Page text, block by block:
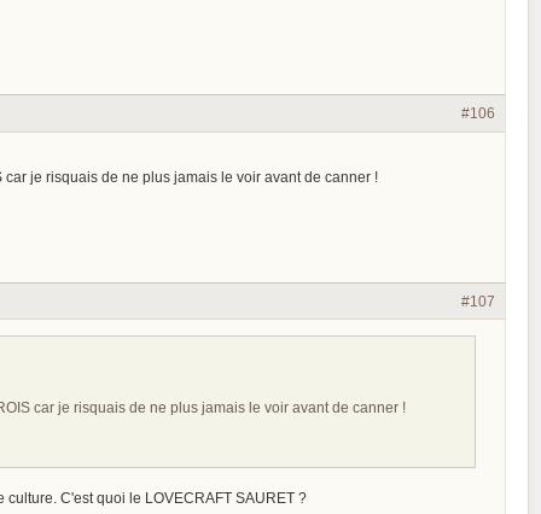
#106
je risquais de ne plus jamais le voir avant de canner !
#107
car je risquais de ne plus jamais le voir avant de canner !
C'est quoi le LOVECRAFT SAURET ?